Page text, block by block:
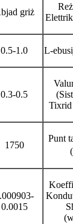
griż
0.5-1.0 L-
0.3-0.5
Tixrid
1750
Punt
0.0015